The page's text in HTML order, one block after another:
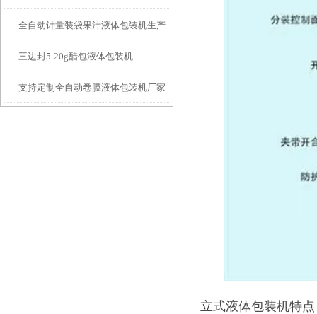
全自动计量装袋果汁液体包装机生产
商
三边封5-20g醋包液体包装机
支持定制全自动卷膜液体包装机厂家
立式液体包装机特